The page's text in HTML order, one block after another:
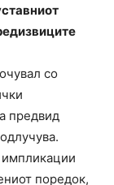
со
предвид
импликации
поредок,